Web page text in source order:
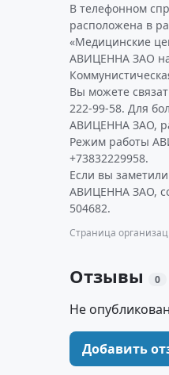
В телефонном
расположена в
«Медицинские
АВИЦЕННА ЗАО
Вы можете
222-99-58. Для
АВИЦЕННА ЗАО,
Режим работы
+73832229958.
Если вы
АВИЦЕННА ЗАО,
504682.
Страница
Отзывы 0
Не
Добавить